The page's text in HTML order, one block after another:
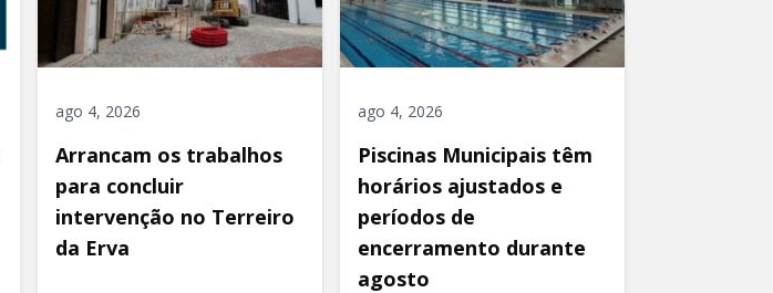
ago 4, 2026
Arrancam os trabalhos
para concluir
intervenção no Terreiro
da Erva
ago 4, 2026
Piscinas Municipais têm
horários ajustados e
períodos de
encerramento durante
agosto